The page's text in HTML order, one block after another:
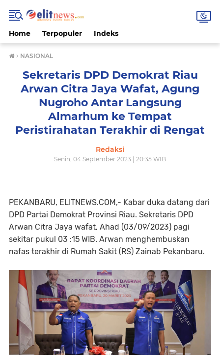
Home Terpopuler Indeks
› NASIONAL
Sekretaris DPD Demokrat Riau
Arwan Citra Jaya Wafat, Agung
Nugroho Antar Langsung
Almarhum ke Tempat
Peristirahatan Terakhir di Rengat
Redaksi
Senin, 04 September 2023 | 20:35 WIB
PEKANBARU, ELITNEWS.COM,- Kabar duka datang dari
DPD Partai Demokrat Provinsi Riau. Sekretaris DPD
Arwan Citra Jaya wafat, Ahad (03/09/2023) pagi
sekitar pukul 03 :15 WIB. Arwan menghembuskan
nafas terakhir di Rumah Sakit (RS) Zainab Pekanbaru.